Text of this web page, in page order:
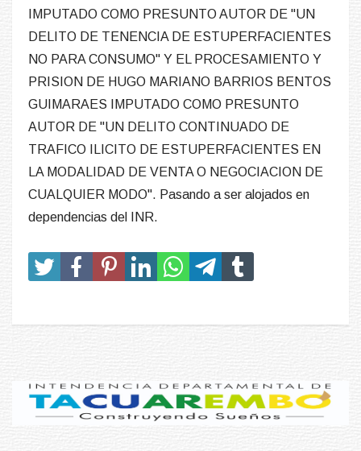
IMPUTADO COMO PRESUNTO AUTOR DE "UN
DELITO DE TENENCIA DE ESTUPERFACIENTES
NO PARA CONSUMO" Y EL PROCESAMIENTO Y
PRISION DE HUGO MARIANO BARRIOS BENTOS
GUIMARAES IMPUTADO COMO PRESUNTO
AUTOR DE "UN DELITO CONTINUADO DE
TRAFICO ILICITO DE ESTUPERFACIENTES EN
LA MODALIDAD DE VENTA O NEGOCIACION DE
CUALQUIER MODO". Pasando a ser alojados en
dependencias del INR.